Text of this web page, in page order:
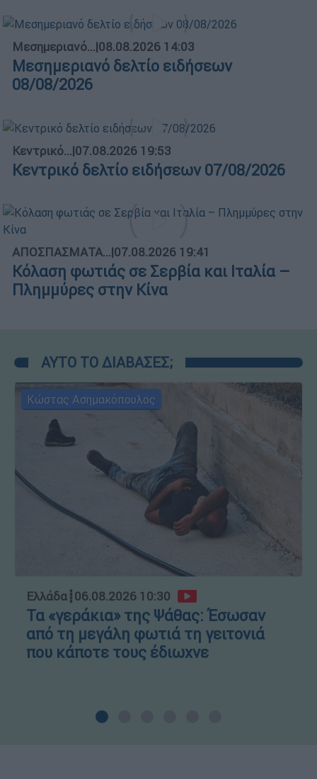
Μεσημεριανό...|08.08.2026 14:03
Μεσημεριανό δελτίο ειδήσεων
08/08/2026
Κεντρικό...|07.08.2026 19:53
Κεντρικό δελτίο ειδήσεων 07/08/2026
ΑΠΟΣΠΑΣΜΑΤΑ...|07.08.2026 19:41
Κόλαση φωτιάς σε Σερβία και Ιταλία –
Πλημμύρες στην Κίνα
ΑΥΤΟ ΤΟ ΔΙΑΒΑΣΕΣ;
Κώστας Ασημακόπουλος
Ελλάδα┋06.08.2026 10:30
Τα «γεράκια» της Ψάθας: Έσωσαν
από τη μεγάλη φωτιά τη γειτονιά
που κάποτε τους έδιωχνε